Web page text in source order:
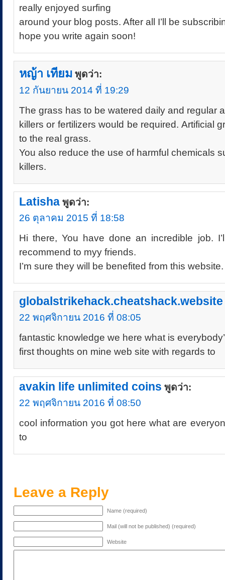
really enjoyed surfing
around your blog posts. After all I’ll be
hope you write again soon!
หญ้า เทียม พูดว่า:
12 กันยายน 2014 ที่ 19:29
The grass has to be watered daily and regular
killers or fertilizers would be required. Artificial
to the real grass.
You also reduce the use of harmful chemicals
killers.
Latisha พูดว่า:
26 ตุลาคม 2015 ที่ 18:58
Hi there, You have done an incredible job.
recommend to myy friends.
I’m sure they will be benefited from this website.
globalstrikehack.cheatshack.website
22 พฤศจิกายน 2016 ที่ 08:05
fantastic knowledge we here what is
first thoughts on mine web site with regards to
avakin life unlimited coins พูดว่า:
22 พฤศจิกายน 2016 ที่ 08:50
cool information you got here what are
to
Leave a Reply
Name (required)
Mail (will not be published) (required)
Website